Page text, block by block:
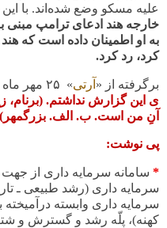
علیه مسکو وضع شده‌اند. با این
خارجه هند ادعای ترامپ مبنی
به او اطمینان داده است که
کرد، رد کرد.
برگرفته از « آرتی» ٢۵ مهر ماه ١۴٠۴
ی این گزارش نداشتم. (برنام،
آنِ من است. ب. الف. بزرگمهر)
پی نوشت:
* سامانه سرمایه داری از
سرمایه داری (رشد طبیعی ـ
سرمایه داری وابسته
کهنه)، پلّه رشد و گسترش و